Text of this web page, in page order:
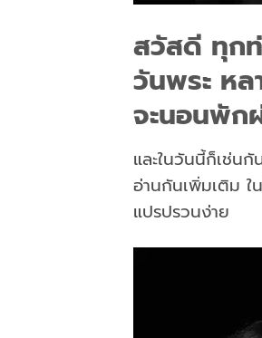
สวัสดี ทุก
วันพระ หล
จะนอนพัก
และในวันนี้ก็เช่น
อ่านกันเพิ่มเติม
แปรปรวนง่าย